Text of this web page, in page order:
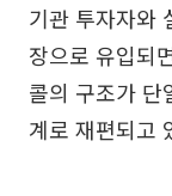
기관 투자자와
장으로 유입되
콜의 구조가 단
계로 재편되고